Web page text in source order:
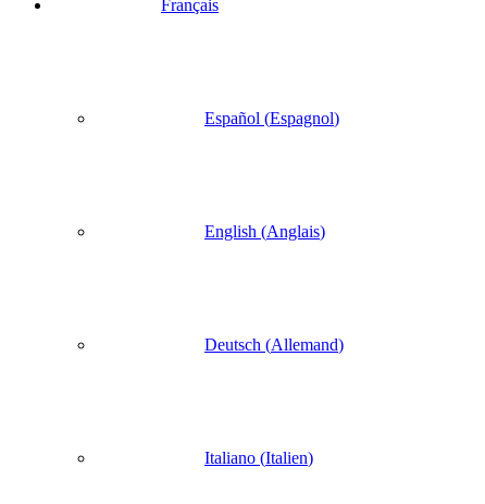
Français
Español (Espagnol)
English (Anglais)
Deutsch (Allemand)
Italiano (Italien)